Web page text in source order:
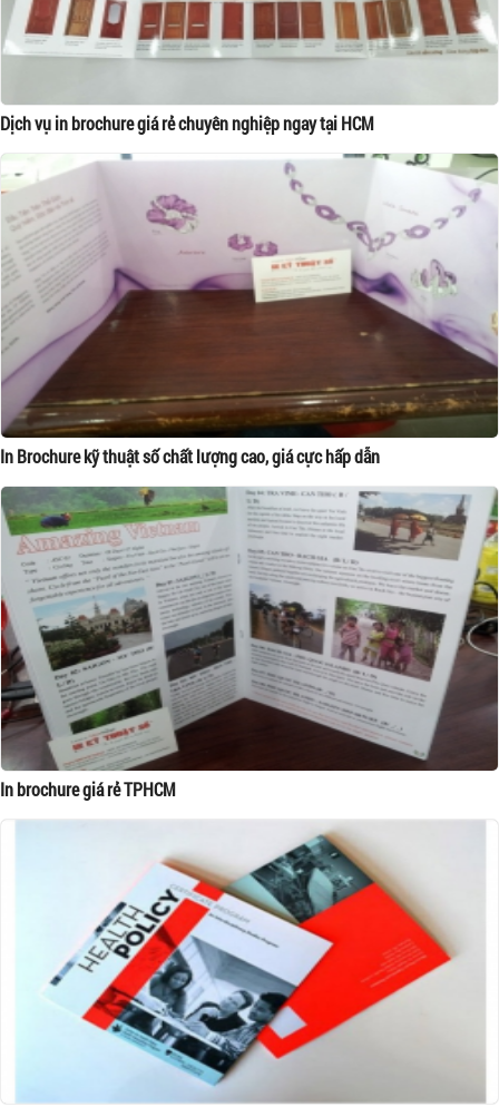
Dịch vụ in brochure giá rẻ chuyên nghiệp ngay tại HCM
In Brochure kỹ thuật số chất lượng cao, giá cực hấp dẫn
In brochure giá rẻ TPHCM